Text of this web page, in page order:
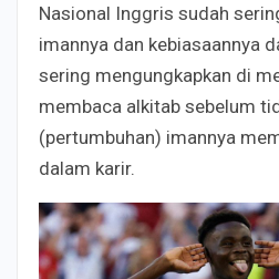
Nasional Inggris sudah
imannya dan kebiasaannya
sering mengungkapkan di
membaca alkitab sebelum
(pertumbuhan) imannya
dalam karir.